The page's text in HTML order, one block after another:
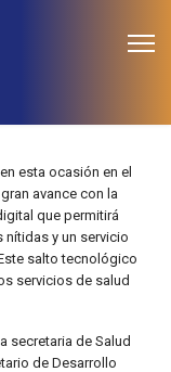
esta ocasión en el
avance con la
que permitirá
y un servicio
salto tecnológico
servicios de salud
secretaria de Salud
de Desarrollo